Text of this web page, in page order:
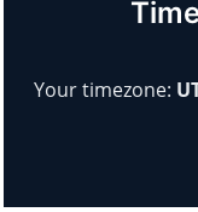
Your timezone: